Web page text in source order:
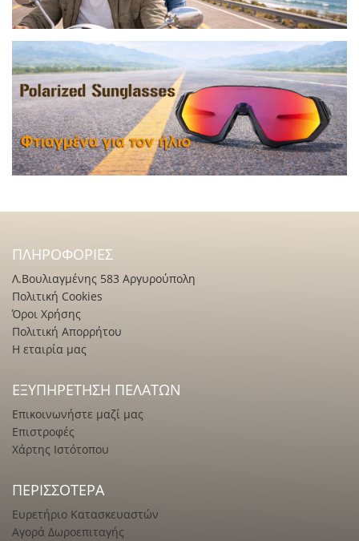
ΠΛΗΡΟΦΟΡΊΕΣ
Λ.Βουλιαγμένης 583 Αργυρούπολη
Πολιτική Cookies
Όροι Χρήσης
Πολιτική Απορρήτου
Η εταιρία μας
ΕΞΥΠΗΡΈΤΗΣΗ ΠΕΛΑΤΏΝ
Επικοινωνήστε μαζί μας
Επιστροφές
Χάρτης Ιστότοπου
ΠΕΡΙΣΣΌΤΕΡΑ
Ευρετήριο Κατασκευαστών
Αγορά Δωροεπιταγής